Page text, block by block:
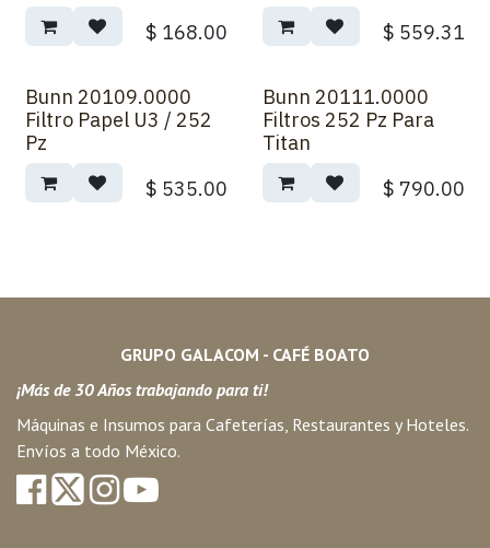
$ 168.00
$ 559.31
Bunn 20109.0000
Filtro Papel U3 / 252
Pz
$ 535.00
Bunn 20111.0000
Filtros 252 Pz Para
Titan
$ 790.00
GRUPO GALACOM - CAFÉ BOATO
¡Más de 30 Años trabajando para ti!
Máquinas e Insumos para Cafeterías, Restaurantes y Hoteles.
Envíos a todo México.